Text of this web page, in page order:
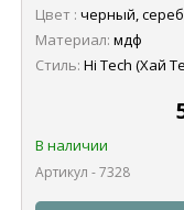
Цвет : черный,
Материал: мдф
Стиль: Hi Tech (Хай
В наличии
Артикул - 7328